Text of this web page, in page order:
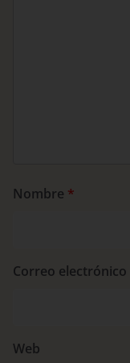
Nombre *
Correo electrónico
Web